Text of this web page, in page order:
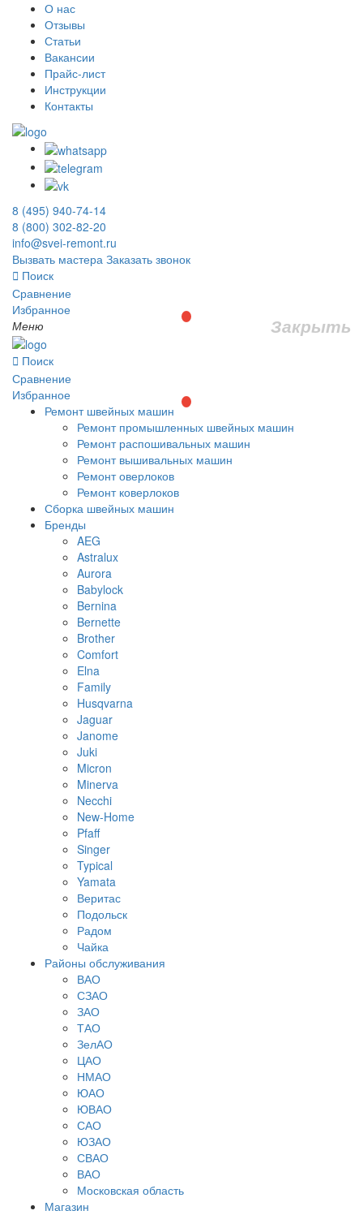
О нас
Отзывы
Статьи
Вакансии
Прайс-лист
Инструкции
Контакты
8 (495) 940-74-14
8 (800) 302-82-20
info@svei-remont.ru
Вызвать мастера Заказать звонок
Поиск
Сравнение
Избранное
Меню
Закрыть
Поиск
Сравнение
Избранное
Ремонт швейных машин
Ремонт промышленных швейных машин
Ремонт распошивальных машин
Ремонт вышивальных машин
Ремонт оверлоков
Ремонт коверлоков
Сборка швейных машин
Бренды
AEG
Astralux
Aurora
Babylock
Bernina
Bernette
Brother
Comfort
Elna
Family
Husqvarna
Jaguar
Janome
Juki
Micron
Minerva
Necchi
New-Home
Pfaff
Singer
Typical
Yamata
Веритас
Подольск
Радом
Чайка
Районы обслуживания
ВАО
СЗАО
ЗАО
ТАО
ЗелАО
ЦАО
НМАО
ЮАО
ЮВАО
САО
ЮЗАО
СВАО
ВАО
Московская область
Магазин